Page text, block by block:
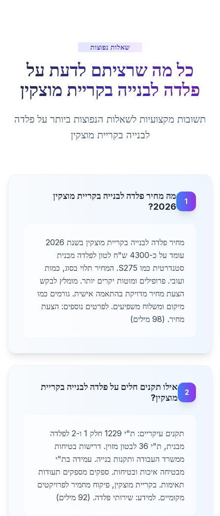
שאלות נפוצות
כל מה שרציתם לדעת על
פלדה לבנייה בקריית מוצקין
תשובות מקצועיות לשאלות הנפוצות ביותר על פלדה
לבנייה בקריית מוצקין
1
מה מחיר פלדה לבנייה בקריית מוצקין
2026?
מחיר פלדה לבנייה בקריית מוצקין בשנת 2026
עומד על כ-4300 ש"ח לטון לפלדה מבנית
סטנדרטית כמו S275. המחיר תלוי בסוג, כמות
ועובי. פרופילים ומוטות יקרים יותר. מומלץ לבקש
הצעת מחיר מדויקת בהתאמה אישית. גורמים כמו
מיקום ומשלוח משפיעים. לפרטים נוספים: הצעת
מחיר. (98 מילים)
2
אילו תקנים חלים על פלדה לבנייה בקריית
מוצקין?
תקנים עיקריים: ת"י 1229 חלק 1 ו-2 לפלדה
מבנית, ת"י 36 לבטון מזוין. דרישות בטיחות
ממשרד העבודה ותקנות בנייה. עמידה בת"י
מבטיחה איכות ובטיחות. ספקים מספקים תעודות
תאימות. בקריית מוצקין, פיקוח מחמיר לפרויקטים
מקומיים. למידע: שירותי פלדה. (92 מילים)